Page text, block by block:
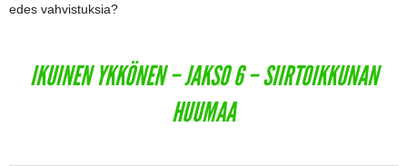
edes vahvistuksia?
IKUINEN YKKÖNEN – JAKSO 6 – SIIRTOIKKUNAN
HUUMAA